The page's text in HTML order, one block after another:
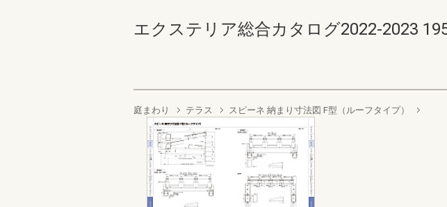
エクステリア総合カタログ2022-2023
庭まわり テラス スピーネ 納まり寸法図 F型（ルーフタイプ）